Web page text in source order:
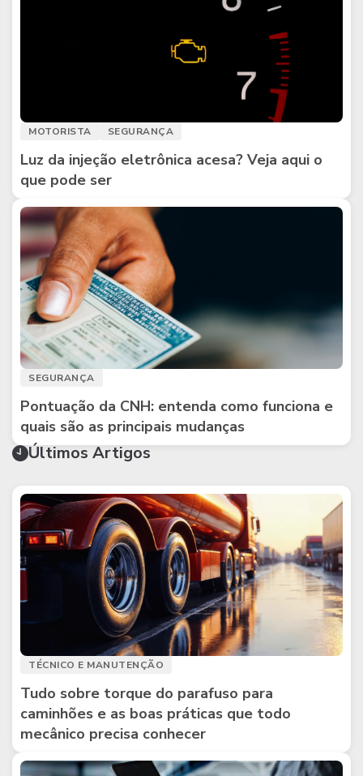
MOTORISTA SEGURANÇA
Luz da injeção eletrônica acesa? Veja aqui o
que pode ser
SEGURANÇA
Pontuação da CNH: entenda como funciona e
quais são as principais mudanças
Últimos Artigos
TÉCNICO E MANUTENÇÃO
Tudo sobre torque do parafuso para
caminhões e as boas práticas que todo
mecânico precisa conhecer